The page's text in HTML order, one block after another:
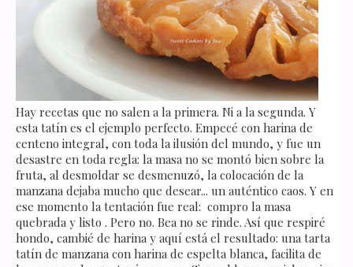
Hay recetas que no salen a la primera. Ni a la segunda. Y
esta tatín es el ejemplo perfecto. Empecé con harina de
centeno integral, con toda la ilusión del mundo, y fue un
desastre en toda regla: la masa no se montó bien sobre la
fruta, al desmoldar se desmenuzó, la colocación de la
manzana dejaba mucho que desear... un auténtico caos. Y en
ese momento la tentación fue real: compro la masa
quebrada y listo . Pero no. Bea no se rinde. Así que respiré
hondo, cambié de harina y aquí está el resultado: una tarta
tatín de manzana con harina de espelta blanca, facilita de